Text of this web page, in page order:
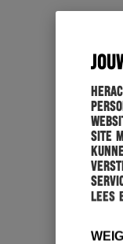
site
Lees